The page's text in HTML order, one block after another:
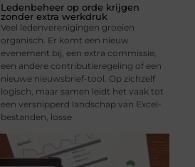
Ledenbeheer op orde krijgen
zonder extra werkdruk
Veel ledenverenigingen groeien
organisch. Er komt een nieuw
evenement bij, een extra commissie,
een andere contributieregeling of een
nieuwe nieuwsbrief-tool. Op zichzelf
logisch, maar samen leidt het vaak tot
een versnipperd landschap van Excel-
bestanden, losse